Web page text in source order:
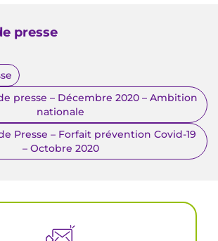
presse
presse – Décembre 2020 – Ambition
nationale
Presse – Forfait prévention Covid-19
– Octobre 2020